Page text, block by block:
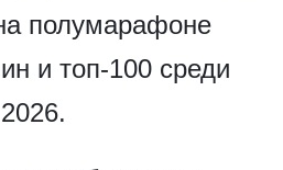
полумарафоне
и топ-100 среди